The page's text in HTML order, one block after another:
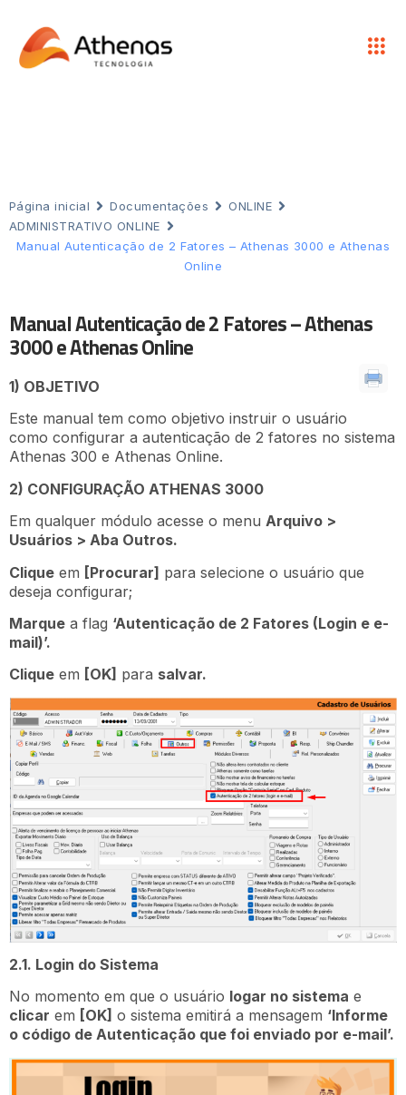
Página inicial Documentações
ONLINE
ADMINISTRATIVO ONLINE
Manual Autenticação de 2 Fatores – Athenas 3000 e Athenas
Online
Manual Autenticação de 2 Fatores – Athenas
3000 e Athenas Online
1) OBJETIVO
Este manual tem como objetivo instruir o usuário
como configurar a autenticação de 2 fatores no sistema
Athenas 300 e Athenas Online.
2) CONFIGURAÇÃO ATHENAS 3000
Em qualquer módulo acesse o menu Arquivo >
Usuários > Aba Outros.
Clique em [Procurar] para selecione o usuário que
deseja configurar;
Marque a flag ‘Autenticação de 2 Fatores (Login e e-
mail)’.
Clique em [OK] para salvar.
2.1. Login do Sistema
No momento em que o usuário logar no sistema e
clicar em [OK] o sistema emitirá a mensagem ‘Informe
o código de Autenticação que foi enviado por e-mail’.